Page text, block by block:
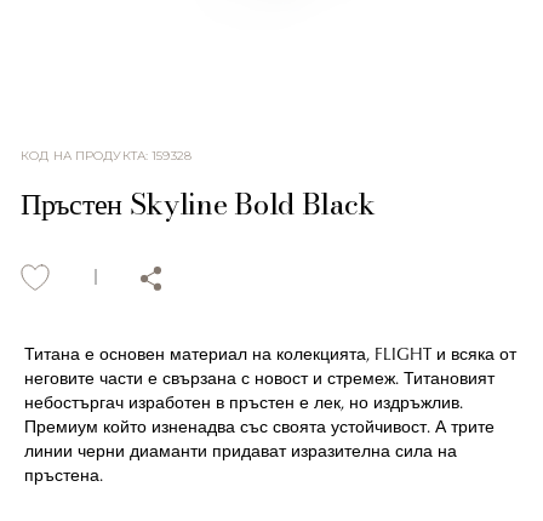
КОД НА ПРОДУКТА:159328
Пръстен Skyline Bold Black
Титана е основен материал на колекцията, FLIGHT и всяка от
неговите части е свързана с новост и стремеж. Титановият
небостъргач изработен в пръстен е лек, но издръжлив.
Премиум който изненадва със своята устойчивост. А трите
линии черни диаманти придават изразителна сила на
пръстена.